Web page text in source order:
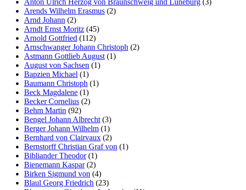
Anton Ulrich Herzog von Braunschweig und Lüneburg (3)
Arends Wilhelm Erasmus (2)
Arnd Johann (2)
Arndt Ernst Moritz (45)
Arnold Gottfried (112)
Arnschwanger Johann Christoph (2)
Astmann Gottlieb August (1)
August von Sachsen (1)
Bapzien Michael (1)
Baumann Christoph (1)
Beck Magdalene (1)
Becker Cornelius (2)
Behm Martin (92)
Bengel Johann Albrecht (3)
Berger Johann Wilhelm (1)
Bernhard von Clairvaux (2)
Bernstorff Christian Graf von (1)
Bibliander Theodor(1)
Bienemann Kaspar(2)
Birken Sigmund von (4)
Blaul Georg Friedrich (23)